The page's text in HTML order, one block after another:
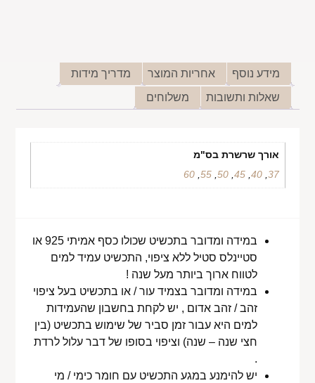
מידע נוסף אחריות המוצר
מדריך מידות
שאלות ותשובות
משלוחים
אורך שרשרת בס"מ
37
,
40
,
45
,
50
,
55
,
60
במידה ומדובר בתכשיט שכולו כסף אמיתי 925 או
סטיינלס סטיל ללא ציפוי, התכשיט עמיד למים
לטווח ארוך ביותר מעל שנה !
במידה ומדובר בצמיד עור / או בתכשיט בעל ציפוי
זהב / זהב אדום , יש לקחת בחשבון שהעמידות
למים היא עבור זמן סביר של שימוש בתכשיט (בין
חצי שנה – שנה) וציפוי בסופו של דבר עלול לרדת
.
יש להימנע במגע התכשיט עם חומר כימי / מי